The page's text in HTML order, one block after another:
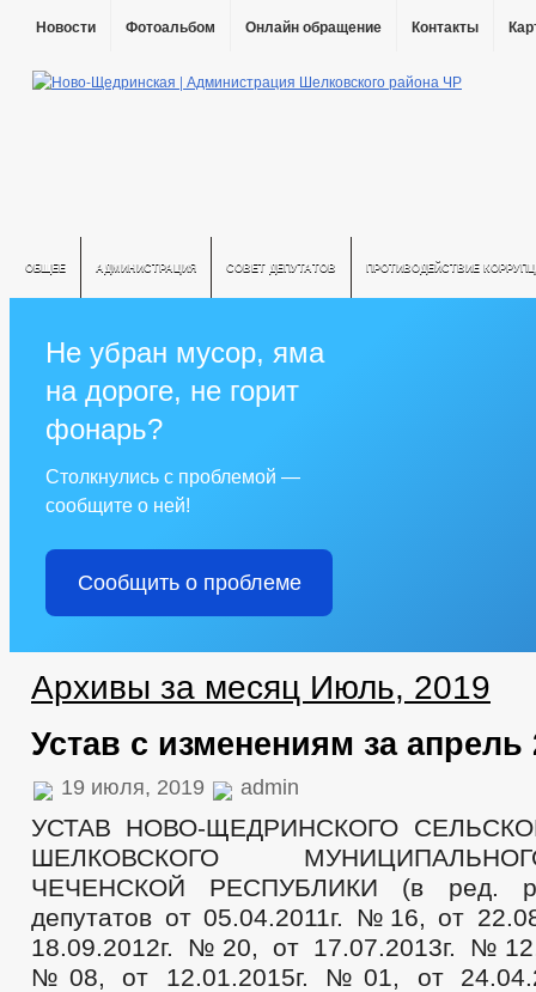
Новости Фотоальбом Онлайн обращение Контакты
ОБЩЕЕ АДМИНИСТРАЦИЯ СОВЕТ ДЕПУТАТОВ ПРОТИВОДЕЙСТВИЕ
Не убран мусор, яма
на дороге, не горит
фонарь?
Столкнулись с проблемой —
сообщите о ней!
Сообщить о проблеме
Архивы за месяц Июль, 2019
Устав с изменениям за апрель
19 июля, 2019 admin
УСТАВ НОВО-ЩЕДРИНСКОГО
ШЕЛКОВСКОГО
ЧЕЧЕНСКОЙ РЕСПУБЛИКИ (в ред.
депутатов от 05.04.2011г. №16, от
18.09.2012г. №20, от 17.07.2013г.
№08, от 12.01.2015г. №01, от